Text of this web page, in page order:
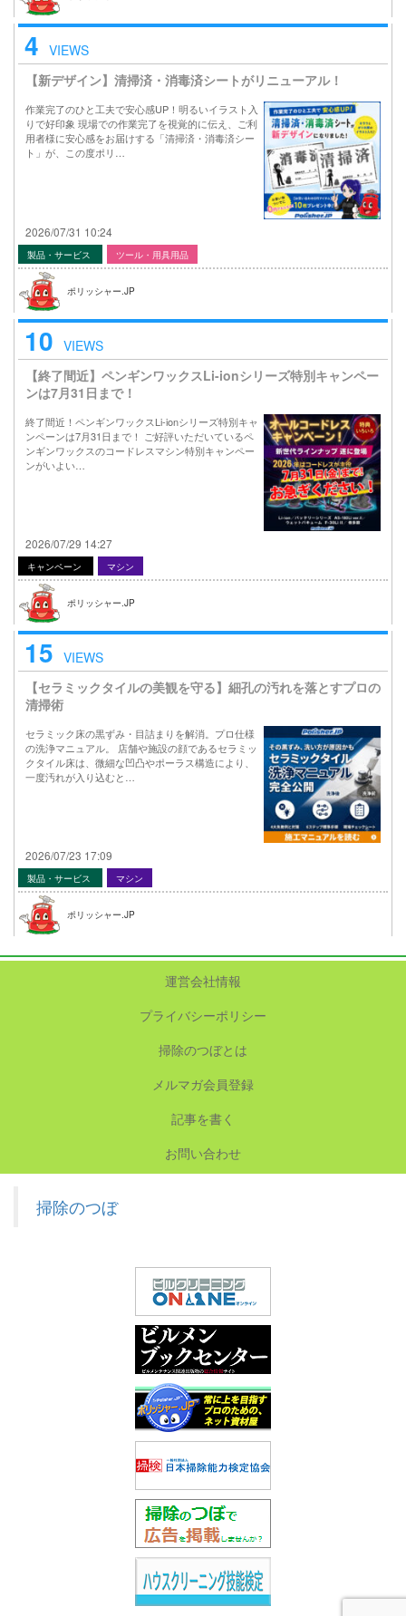
4 VIEWS
【新デザイン】清掃済・消毒済シートがリニューアル！
作業完了のひと工夫で安心感UP！明るいイラスト入
りで好印象 現場での作業完了を視覚的に伝え、ご利
用者様に安心感をお届けする「清掃済・消毒済シー
ト」が、この度ポリ…
2026/07/31 10:24
製品・サービス ツール・用具用品
ポリッシャー.JP
10 VIEWS
【終了間近】ペンギンワックスLi-ionシリーズ特別キャンペー
ンは7月31日まで！
終了間近！ペンギンワックスLi-ionシリーズ特別キャ
ンペーンは7月31日まで！ ご好評いただいているペ
ンギンワックスのコードレスマシン特別キャンペー
ンがいよい…
2026/07/29 14:27
キャンペーン マシン
ポリッシャー.JP
15 VIEWS
【セラミックタイルの美観を守る】細孔の汚れを落とすプロの
清掃術
セラミック床の黒ずみ・目詰まりを解消。プロ仕様
の洗浄マニュアル。 店舗や施設の顔であるセラミッ
クタイル床は、微細な凹凸やポーラス構造により、
一度汚れが入り込むと…
2026/07/23 17:09
製品・サービス マシン
ポリッシャー.JP
運営会社情報
プライバシーポリシー
掃除のつぼとは
メルマガ会員登録
記事を書く
お問い合わせ
掃除のつぼ